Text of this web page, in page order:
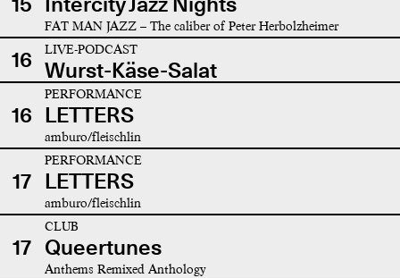
FAT MAN JAZZ – The caliber of Peter Herbolzheimer
16 LIVE-PODCAST
Wurst-Käse-Salat
16
PERFORMANCE
LETTERS
amburo/fleischlin
17
PERFORMANCE
LETTERS
amburo/fleischlin
17
CLUB
Queertunes
Anthems Remixed Anthology